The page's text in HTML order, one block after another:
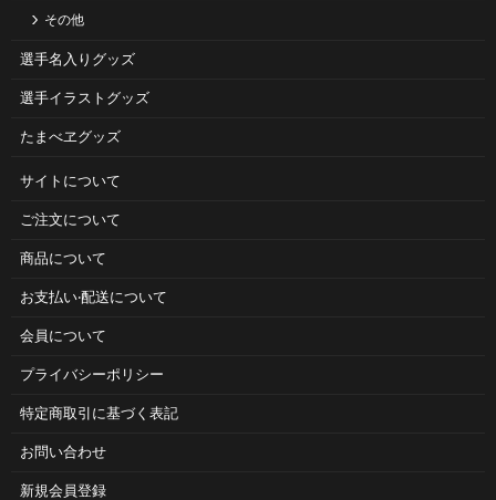
その他
選手名入りグッズ
選手イラストグッズ
たまべヱグッズ
サイトについて
ご注⽂について
商品について
お⽀払い‧配送について
会員について
プライバシーポリシー
特定商取引に基づく表記
お問い合わせ
新規会員登録